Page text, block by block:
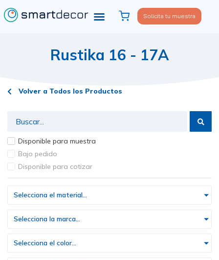
Solicita tu muestra
Rustika 16 - 17A
Volver a Todos los Productos
Disponible para muestra
Bajo pedido
Disponible para cotizar
Selecciona el material...
Selecciona la marca...
Selecciona el color...